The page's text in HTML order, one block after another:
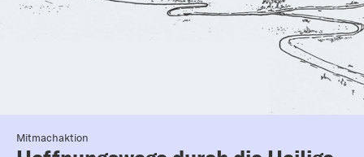
Mitmachaktion